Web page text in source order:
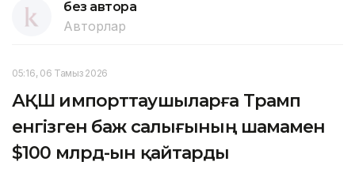
без автора
Авторлар
05:16, 06 Тамыз 2026
АҚШ импорттаушыларға Трамп
енгізген баж салығының шамамен
$100 млрд-ын қайтарды